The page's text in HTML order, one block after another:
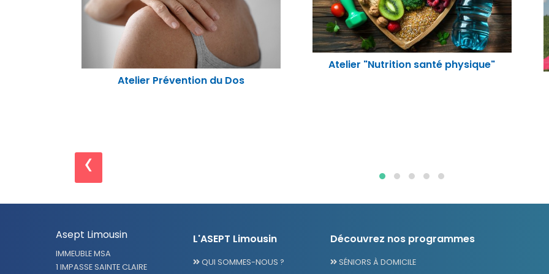
Atelier "Nutrition santé physique"
‹
Asept Limousin
IMMEUBLE MSA
1 IMPASSE SAINTE CLAIRE
L'ASEPT Limousin
QUI SOMMES-NOUS ?
Découvrez nos programmes
SÉNIORS À DOMICILE